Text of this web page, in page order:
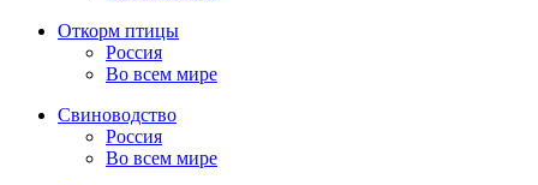
Откорм птицы
Россия
Во всем мире
Свиноводство
Россия
Во всем мире